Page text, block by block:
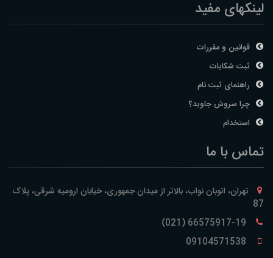
لینکهای مفید
قوانین و مقررات
ثبت شکایات
راهنمای ثبت نام
چرا سروش جاوید؟
استخدام
تماس با ما
تهران، اتوبان نواب، بالاتر از میدان جمهوری، خیابان ارومیه شرقی، پلاک
87